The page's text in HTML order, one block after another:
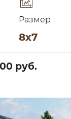
Размер
8х7
руб.